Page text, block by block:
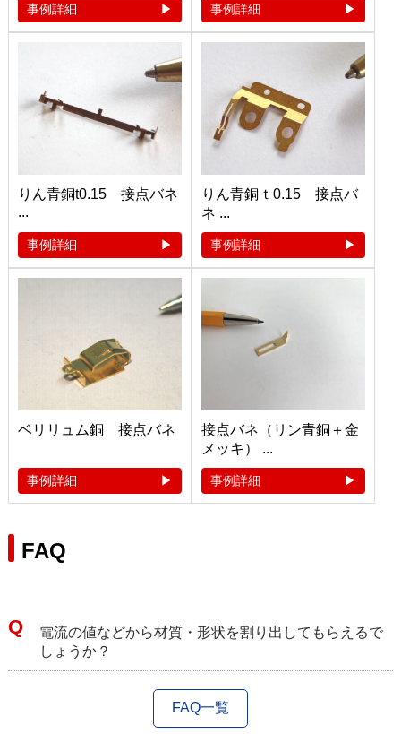
事例詳細 事例詳細
りん青銅t0.15 接点バネ
...
事例詳細
りん青銅ｔ0.15 接点バ
ネ ...
事例詳細
ベリリュム銅 接点バネ
事例詳細
接点バネ（リン青銅＋金
メッキ） ...
事例詳細
FAQ
電流の値などから材質・形状を割り出してもらえるで
しょうか？
FAQ一覧